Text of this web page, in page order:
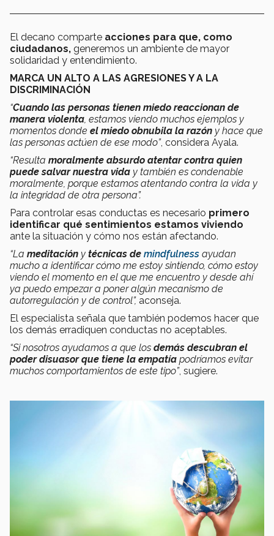
El decano comparte acciones para que, como
ciudadanos, generemos un ambiente de mayor
solidaridad y entendimiento.
MARCA UN ALTO A LAS AGRESIONES Y A LA
DISCRIMINACIÓN
“Cuando las personas tienen miedo reaccionan de
manera violenta, estamos viendo muchos ejemplos y
momentos donde el miedo obnubila la razón y hace que
las personas actúen de ese modo”, considera Ayala.
“Resulta moralmente absurdo atentar contra quien
puede salvar nuestra vida y también es condenable
moralmente, porque estamos atentando contra la vida y
la integridad de otra persona”.
Para controlar esas conductas es necesario primero
identificar qué sentimientos estamos viviendo
ante la situación y cómo nos están afectando.
“La meditación y técnicas de mindfulness ayudan
mucho a identificar cómo me estoy sintiendo, cómo estoy
viendo el momento en el que me encuentro y desde ahí
ya puedo empezar a poner algún mecanismo de
autorregulación y de control”, aconseja.
El especialista señala que también podemos hacer que
los demás erradiquen conductas no aceptables.
“Si nosotros ayudamos a que los demás descubran el
poder disuasor que tiene la empatía podríamos evitar
muchos comportamientos de este tipo”, sugiere.